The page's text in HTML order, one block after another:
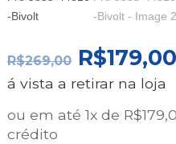
R$269,00 O
PREÇO
ORIGINAL
ERA:
R$179,00
á vista a retirar na loja
ou em até 1x de
crédito